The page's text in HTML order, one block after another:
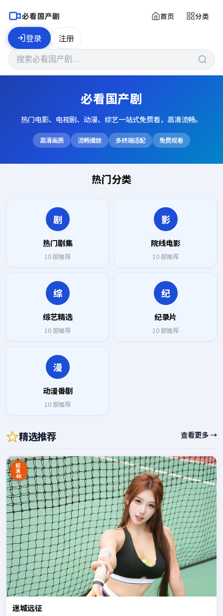
必看国产剧 首页 分类
登录 注册
必看国产剧
热门电影、电视剧、动漫、综艺一站式免费看，高清流畅。
高清画质 流畅播放 多终端适配 免费观看
热门分类
剧
热门剧集
10部推荐
影
院线电影
10部推荐
综
综艺精选
10部推荐
纪
纪录片
10部推荐
漫
动漫番剧
10部推荐
精选推荐 查看更多 →
超
清
4K
迷城远征